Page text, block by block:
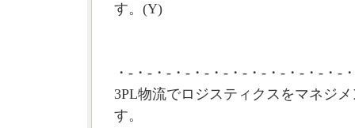
す。(Y)
・-・-・-・-・-・-・-・-・-・-・-・-
3PL物流でロジスティクスをマネジ
す。